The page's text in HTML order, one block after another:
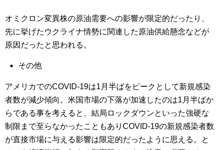
オミクロン変異株の原油需要への影響が限定的だったり、
先に挙げたウクライナ情勢に関連した原油供給懸念などが
原因だったと思われる。
その他
アメリカでのCOVID-19は1月半ばをピークとして新規感染
者数が減少傾向。米国市場の下落が加速したのは1月半ばか
らである事を考えると、結局ロックダウンといった強硬な
制限まで至らなかったこともありCOVID-19の新規感染者数
が直接市場に与える影響は限定的だったように思える。と